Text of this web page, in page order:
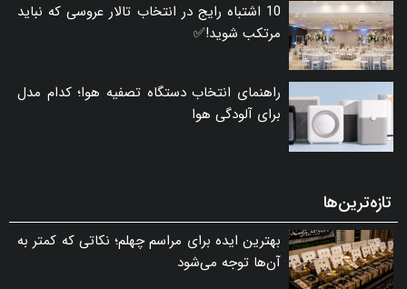
10 اشتباه رایج در انتخاب تالار عروسی که نباید
مرتکب شوید!✅
راهنمای انتخاب دستگاه تصفیه هوا؛ کدام مدل
برای آلودگی هوا
تازه‌ترین‌ها
بهترین ایده برای مراسم چهلم؛ نکاتی که کمتر به
آن‌ها توجه می‌شود